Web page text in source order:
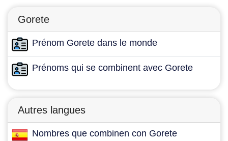
Gorete
Prénom Gorete dans le monde
Prénoms qui se combinent avec Gorete
Autres langues
Nombres que combinen con Gorete